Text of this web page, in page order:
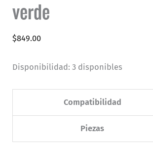
verde
$849.00
Disponibilidad: 3 disponibles
Compatibilidad
Piezas